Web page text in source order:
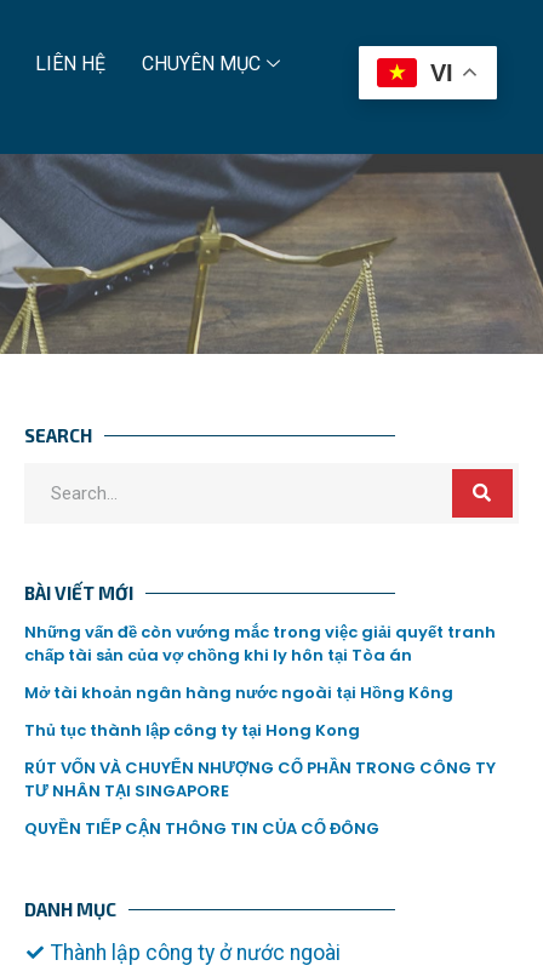
LIÊN HỆ CHUYÊN MỤC VI
SEARCH
BÀI VIẾT MỚI
Những vấn đề còn vướng mắc trong việc giải quyết tranh
chấp tài sản của vợ chồng khi ly hôn tại Tòa án
Mở tài khoản ngân hàng nước ngoài tại Hồng Kông
Thủ tục thành lập công ty tại Hong Kong
RÚT VỐN VÀ CHUYỂN NHƯỢNG CỔ PHẦN TRONG CÔNG TY
TƯ NHÂN TẠI SINGAPORE
QUYỀN TIẾP CẬN THÔNG TIN CỦA CỔ ĐÔNG
DANH MỤC
Thành lập công ty ở nước ngoài